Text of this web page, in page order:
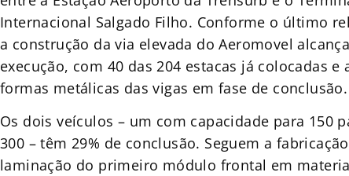
Internacional Salgado Filho. Conforme o último
a construção da via elevada do Aeromovel
execução, com 40 das 204 estacas já colocadas e
formas metálicas das vigas em fase de conclusão.
Os dois veículos – um com capacidade para 150
300 – têm 29% de conclusão. Seguem a
laminação do primeiro módulo frontal em